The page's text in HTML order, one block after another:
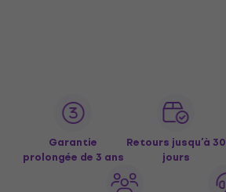
Garantie
prolongée de 3 ans
Retours jusqu’à 30
jours